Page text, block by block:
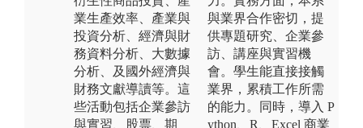
業生產效率、產業與
投資分析、經濟與財
務資料分析、大數據
分析、及國外經濟與
財務文獻導讀等。這
些活動包括企業參訪
與實習、股票、期
與業界合作密切，提
供專題研究、企業參
訪、講座與實習機
會。學生能直接接觸
業界，累積工作所需
的能力。同時，導入 P
ython、R、Excel 商業